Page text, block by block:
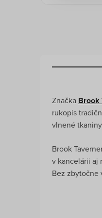
Značka Brook
rukopis
vlnené
Brook
v kancelárii aj
Bez zbytočne